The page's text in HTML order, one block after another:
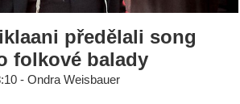
předělali song
folkové balady
- Ondra Weisbauer